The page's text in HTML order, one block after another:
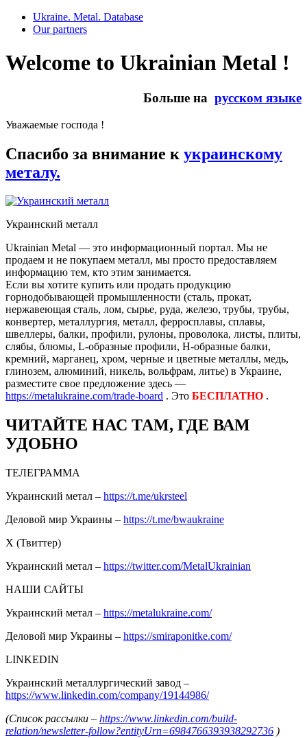
Ukraine. Metal. Database
Our partners
Welcome to Ukrainian Metal !
Больше на русском языке
Уважаемые господа !
Спасибо за внимание к украинскому
металу.
Украинский металл
Ukrainian Metal — это информационный портал. Мы не
продаем и не покупаем металл, мы просто предоставляем
информацию тем, кто этим занимается.
Если вы хотите купить или продать продукцию
горнодобывающей промышленности (сталь, прокат,
нержавеющая сталь, лом, сырье, руда, железо, трубы, трубы,
конвертер, металлургия, металл, ферросплавы, сплавы,
швеллеры, балки, профили, рулоны, проволока, листы, плиты,
слябы, блюмы, L-образные профили, H-образные балки,
кремний, марганец, хром, черные и цветные металлы, медь,
глинозем, алюминий, никель, вольфрам, литье) в Украине,
разместите свое предложение здесь —
https://metalukraine.com/trade-board . Это БЕСПЛАТНО .
ЧИТАЙТЕ НАС ТАМ, ГДЕ ВАМ
УДОБНО
ТЕЛЕГРАММА
Украинский метал – https://t.me/ukrsteel
Деловой мир Украины – https://t.me/bwaukraine
Х (Твиттер)
Украинский метал – https://twitter.com/MetalUkrainian
НАШИ САЙТЫ
Украинский метал – https://metalukraine.com/
Деловой мир Украины – https://smiraponitke.com/
LINKEDIN
Украинский металлургический завод –
https://www.linkedin.com/company/19144986/
(Список рассылки – https://www.linkedin.com/build-
relation/newsletter-follow?entityUrn=6984766393938292736 )